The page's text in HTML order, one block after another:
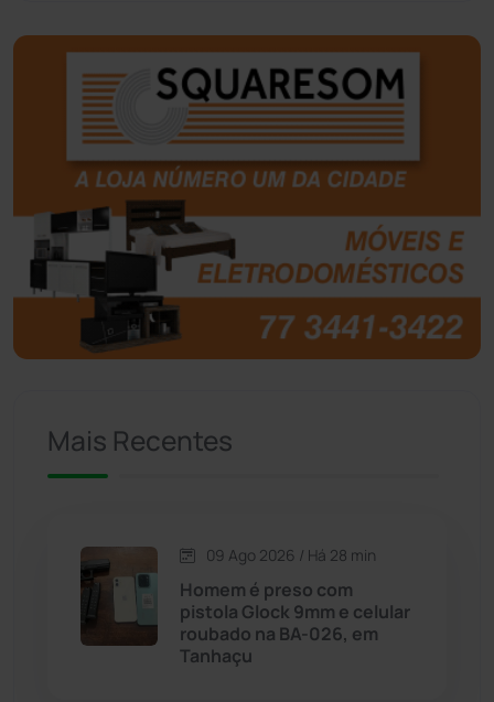
Bom Jesus da Lapa (510)
Boquira (152)
Botuporã
Brasil (7680)
Brumado (31963)
Caetanos
Candiba
Cândido Sales (121)
Mais Recentes
09 Ago 2026 / Há 28 min
Homem é preso com
pistola Glock 9mm e celular
roubado na BA-026, em
Tanhaçu